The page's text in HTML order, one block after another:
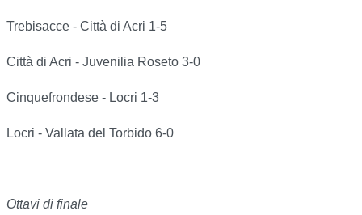
Trebisacce - Città di Acri 1-5
Città di Acri - Juvenilia Roseto 3-0
Cinquefrondese - Locri 1-3
Locri - Vallata del Torbido 6-0
Ottavi di finale